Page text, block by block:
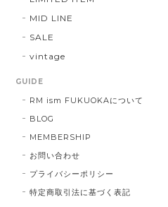
MID LINE
SALE
vintage
GUIDE
RM ism FUKUOKAについて
BLOG
MEMBERSHIP
お問い合わせ
プライバシーポリシー
特定商取引法に基づく表記